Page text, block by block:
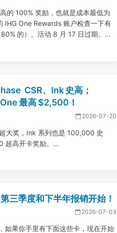
的 100% 奖励，也就是成本最低为
One Rewards 账户检查一下有
的）。活动 8 月 17 日过期。...
CSR、Ink 史高；
最高 $2,500！
2026-07-20
大奖，Ink 系列也是 100,000 史
超高开卡奖励。...
三季度和下半年报销开始！
2026-07-03
如果你手里有下面这些卡，现在开始